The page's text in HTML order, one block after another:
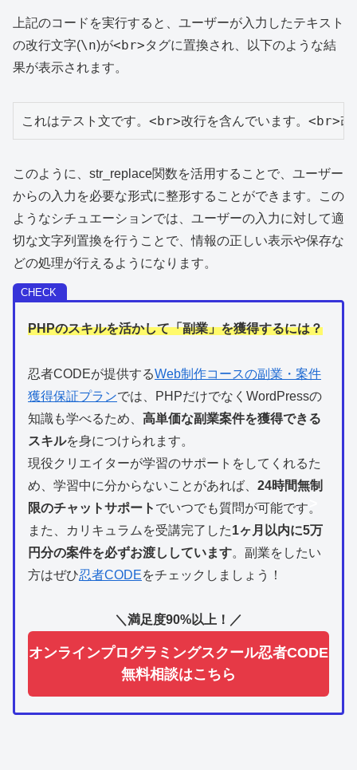
上記のコードを実行すると、ユーザーが入力したテキスト
の改行文字(\n)が<br>タグに置換され、以下のような結
果が表示されます。
これはテスト文です。<br>改行を含んでいます。<br>
このように、str_replace関数を活用することで、ユーザー
からの入力を必要な形式に整形することができます。この
ようなシチュエーションでは、ユーザーの入力に対して適
切な文字列置換を行うことで、情報の正しい表示や保存な
どの処理が行えるようになります。
PHPのスキルを活かして「副業」を獲得するには？
忍者CODEが提供するWeb制作コースの副業・案件
獲得保証プランでは、PHPだけでなくWordPressの
知識も学べるため、 高単価な副業案件を獲得できる
スキルを身につけられます。
現役クリエイターが学習のサポートをしてくれるた
め、学習中に分からないことがあれば、 24時間無制
限のチャットサポート でいつでも質問が可能です。
また、カリキュラムを受講完了した1ヶ月以内に5万
円分の案件を必ずお渡ししています。副業をしたい
方はぜひ忍者CODEをチェックしましょう！
＼満足度90%以上！／
オンラインプログラミングスクール忍者CODE
無料相談はこちら